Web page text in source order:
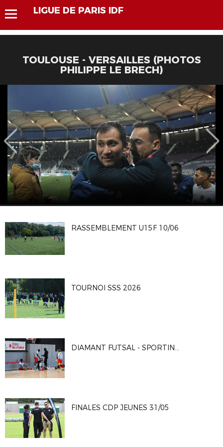
LIGUE DE PARIS IDF
TOULOUSE - VERSAILLES (PHOTOS
PHILIPPE LE BRECH)
RASSEMBLEMENT U15F 10/06
TOURNOI SSS 2026
DIAMANT FUTSAL - SPORTING CLUB PARIS 4-2
FINALES CDP JEUNES 31/05